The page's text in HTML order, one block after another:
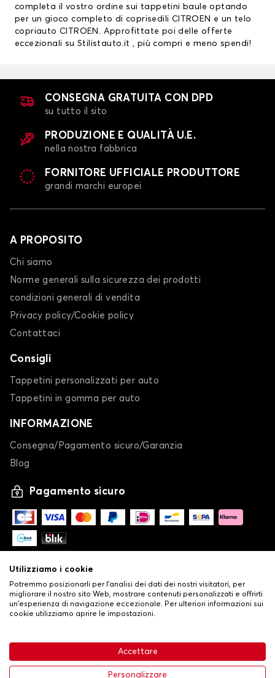
32,53 € Aggiungi al carrello
completa il vostro ordine sui tappetini baule optando
per un gioco completo di coprisedili CITROEN e un telo
copriauto CITROEN. Approfittate poi delle offerte
eccezionali su Stilistauto.it , più compri e meno spendi!
CONSEGNA GRATUITA CON DPD
su tutto il sito
PRODUZIONE E QUALITÀ U.E.
nella nostra fabbrica
FORNITORE UFFICIALE PRODUTTORE
grandi marchi europei
A PROPOSITO
Chi siamo
Norme generali sulla sicurezza dei prodotti
condizioni generali di vendita
Privacy policy/Cookie policy
Contattaci
Consigli
Tappetini personalizzati per auto
Tappetini in gomma per auto
INFORMAZIONE
Consegna/Pagamento sicuro/Garanzia
Blog
Pagamento sicuro
Condizioni generali di vendita•
Politica sulla privacy e sui cookie•Livraison
Utilizziamo i cookie
Potremmo posizionarli per l'analisi dei dati dei nostri visitatori, per
migliorare il nostro sito Web, mostrare contenuti personalizzati e offrirti
un'esperienza di navigazione eccezionale. Per ulteriori informazioni sui
cookie utilizziamo aprire le impostazioni.
Accettare
Personalizzare